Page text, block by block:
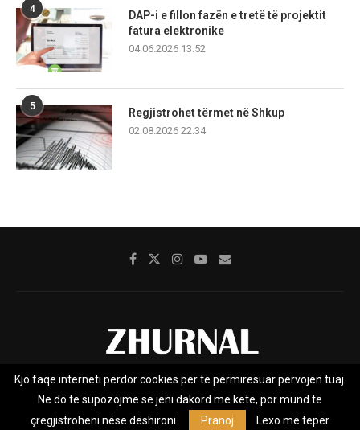
4
DAP-i e fillon fazën e tretë të projektit
fatura elektronike
04.06.2026 13:52
5
Regjistrohet tërmet në Shkup
02.08.2026 22:34
Rreth nesh Impresumi Marketing
Privacy Policy
Kjo faqe interneti përdor cookies për të përmirësuar përvojën tuaj.
Ne do të supozojmë se jeni dakord me këtë, por mund të
çregjistroheni nëse dëshironi.
Pranoj Lexo më tepër